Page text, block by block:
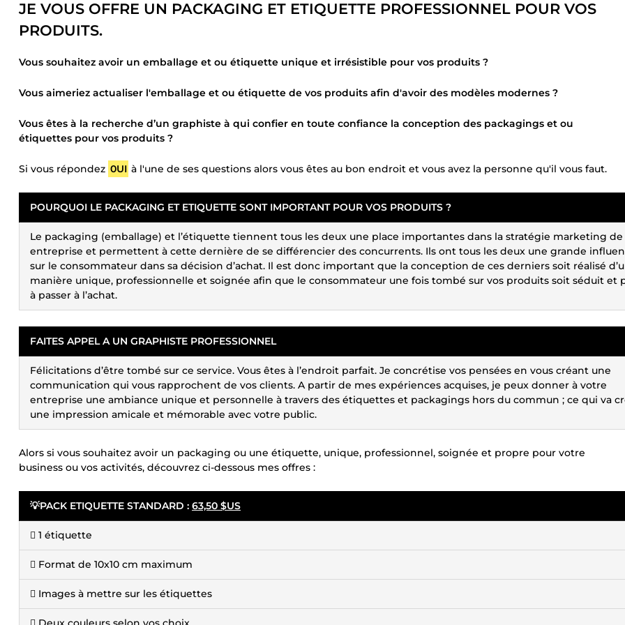
JE VOUS OFFRE UN PACKAGING ET ETIQUETTE PROFESSIONNEL POUR VOS
PRODUITS.
Vous souhaitez avoir un emballage et ou étiquette unique et irrésistible pour vos produits ?
Vous aimeriez actualiser l'emballage et ou étiquette de vos produits afin d'avoir des modèles modernes ?
Vous êtes à la recherche d’un graphiste à qui confier en toute confiance la conception des packagings et ou
étiquettes pour vos produits ?
Si vous répondez 0UI à l'une de ses questions alors vous êtes au bon endroit et vous avez la personne qu'il vous faut.
POURQUOI LE PACKAGING ET ETIQUETTE SONT IMPORTANT POUR VOS PRODUITS ?
Le packaging (emballage) et l’étiquette tiennent tous les deux une place importantes dans la stratégie marketing
entreprise et permettent à cette dernière de se différencier des concurrents. Ils ont tous les deux une grande
sur le consommateur dans sa décision d’achat. Il est donc important que la conception de ces derniers soit réalisé
manière unique, professionnelle et soignée afin que le consommateur une fois tombé sur vos produits soit séduit et
à passer à l’achat.
FAITES APPEL A UN GRAPHISTE PROFESSIONNEL
Félicitations d’être tombé sur ce service. Vous êtes à l’endroit parfait. Je concrétise vos pensées en vous créant une
communication qui vous rapprochent de vos clients. A partir de mes expériences acquises, je peux donner à votre
entreprise une ambiance unique et personnelle à travers des étiquettes et packagings hors du commun ; ce qui va
une impression amicale et mémorable avec votre public.
Alors si vous souhaitez avoir un packaging ou une étiquette, unique, professionnel, soignée et propre pour votre
business ou vos activités, découvrez ci-dessous mes offres :
💡PACK ETIQUETTE STANDARD : 63,50 $US
 1 étiquette
 Format de 10x10 cm maximum
 Images à mettre sur les étiquettes